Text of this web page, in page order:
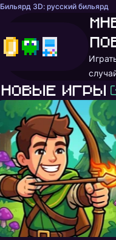
Бильярд 3D: русский бильярд
Новые игры